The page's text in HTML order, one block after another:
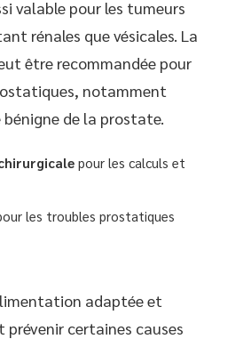
valable pour les tumeurs
rénales que vésicales. La
être recommandée pour
notamment
de la prostate.
pour les calculs et
les troubles prostatiques
adaptée et
prévenir certaines causes